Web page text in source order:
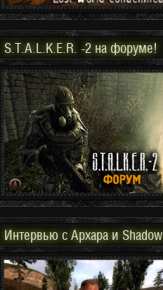
S.T.A.L.K.E.R. -2 на форуме!
Интервью с Архара и Shadow